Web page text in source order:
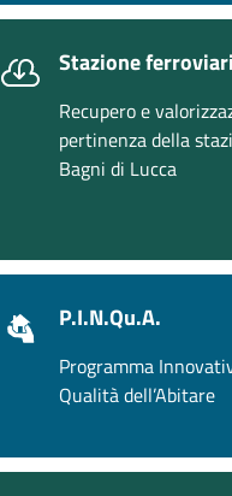
Stazione
Recupero e
pertinenza della
Bagni di Lucca
P.I.N.Qu.A.
Programma
Qualità dell’Abitare